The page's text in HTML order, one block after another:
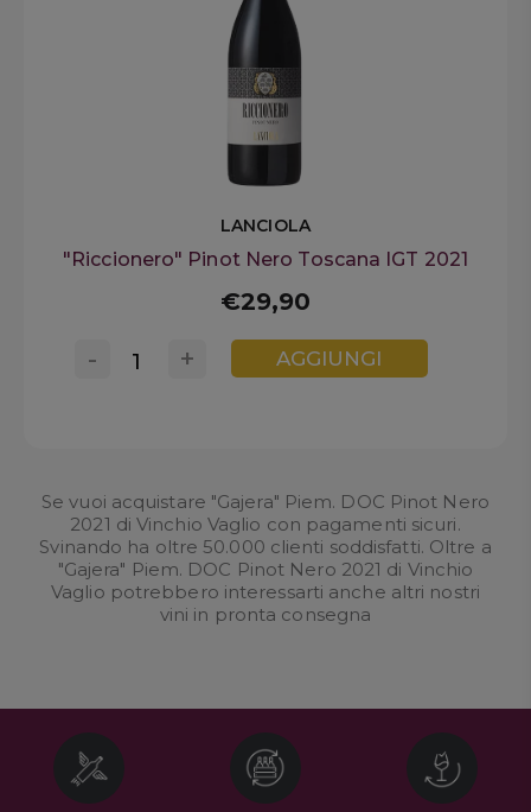
LANCIOLA
"Riccionero" Pinot Nero Toscana IGT 2021
€29,90
+
- AGGIUNGI
Se vuoi acquistare "Gajera" Piem. DOC Pinot Nero
2021 di Vinchio Vaglio con pagamenti sicuri.
Svinando ha oltre 50.000 clienti soddisfatti. Oltre a
"Gajera" Piem. DOC Pinot Nero 2021 di Vinchio
Vaglio potrebbero interessarti anche altri nostri
vini in pronta consegna